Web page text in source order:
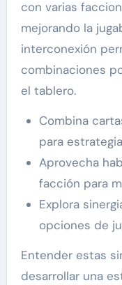
con varias
mejorando la
interconexión
combinaciones
el tablero.
Combina
para
Aprovecha
facción para
Explora
opciones de
Entender estas
desarrollar una